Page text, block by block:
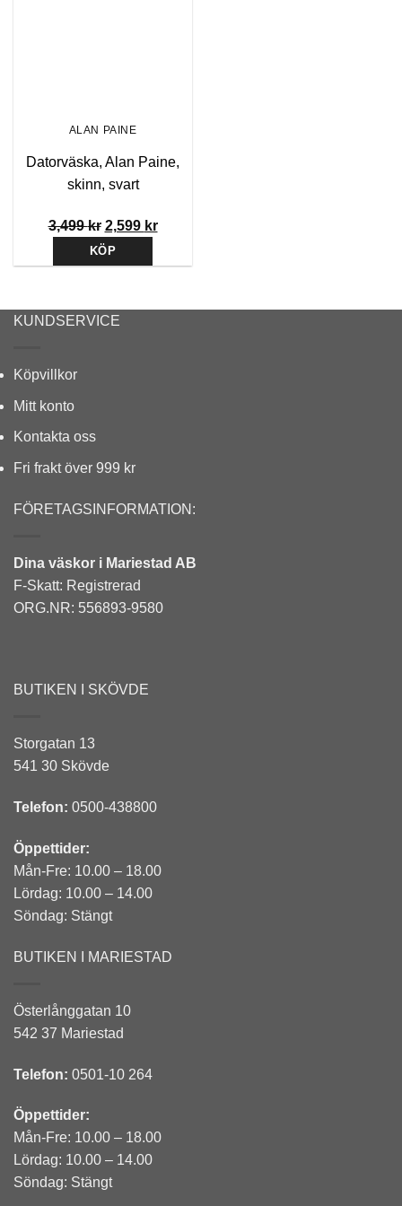
ALAN PAINE
Datorväska, Alan Paine,
skinn, svart
3,499kr Det
ursprungliga
priset
3,499 kr.
2,599 krDet
priset
2,599 kr.
KÖP
KUNDSERVICE
Köpvillkor
Mitt konto
Kontakta oss
Fri frakt över 999 kr
FÖRETAGSINFORMATION:
Dina väskor i Mariestad AB
F-Skatt: Registrerad
ORG.NR: 556893-9580
BUTIKEN I SKÖVDE
Storgatan 13
541 30 Skövde
Telefon: 0500-438800
Öppettider:
Mån-Fre: 10.00 – 18.00
Lördag: 10.00 – 14.00
Söndag: Stängt
BUTIKEN I MARIESTAD
Österlånggatan 10
542 37 Mariestad
Telefon: 0501-10 264
Öppettider:
Mån-Fre: 10.00 – 18.00
Lördag: 10.00 – 14.00
Söndag: Stängt